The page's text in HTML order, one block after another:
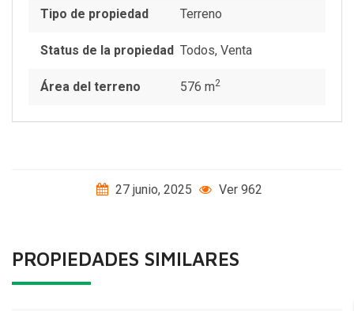
Tipo de propiedad Terreno
Status de la propiedad Todos, Venta
Área del terreno 576 m2
27 junio, 2025 Ver 962
PROPIEDADES SIMILARES